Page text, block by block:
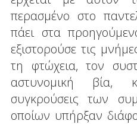
περασμένο στο
πάει στα
εξιστορούσε τις
τη φτώχεια, τον
αστυνομική βία,
συγκρούσεις των
οποίων υπήρξαν